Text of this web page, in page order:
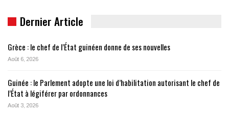
Dernier Article
Grèce : le chef de l’État guinéen donne de ses nouvelles
Août 6, 2026
Guinée : le Parlement adopte une loi d’habilitation autorisant le chef de
l’État à légiférer par ordonnances
Août 3, 2026